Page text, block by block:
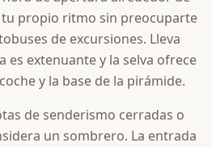
tu propio ritmo sin preocuparte
de excursiones. Lleva
extenuante y la selva ofrece
y la base de la pirámide.
de senderismo cerradas o
un sombrero. La entrada